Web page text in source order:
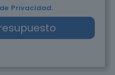
Privacidad.